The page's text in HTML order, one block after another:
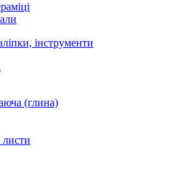
інструменти
(глина)